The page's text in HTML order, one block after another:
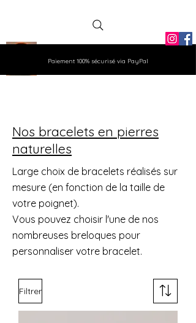
Aux Gemmes
Paiement 100% sécurisé via PayPal
Nos bracelets en pierres
naturelles
Large choix de bracelets réalisés sur
mesure (en fonction de la taille de
votre poignet).
Vous pouvez choisir l'une de nos
nombreuses breloques pour
personnaliser votre bracelet.
Filtrer